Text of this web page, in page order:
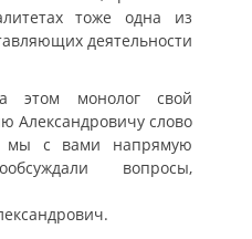
тоже одна из
деятельности
этом монолог свой
Александровичу слово
мы с вами напрямую
вопросы,